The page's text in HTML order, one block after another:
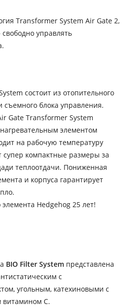
Transformer System Air Gate 2,
управлять
состоит из отопительного
съемного блока управления.
Gate Transformer System
элементом
на рабочую температуру
супер компактные размеры за
теплоотдачи. Пониженная
и корпуса гарантирует
элемента Hedgehog 25 лет!
BIO Filter System представлена
с
угольным, катехиновыми с
витамином С.